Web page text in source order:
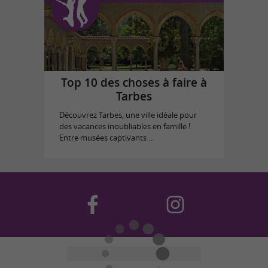
Top 10 des choses à faire à
Tarbes
Découvrez Tarbes, une ville idéale pour
des vacances inoubliables en famille !
Entre musées captivants ...